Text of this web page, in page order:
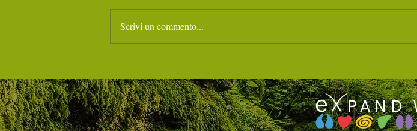
– Agosto e Settembre… e oltre
🌟
carrara ‼️‼️Last minute
Scrivi un commento...